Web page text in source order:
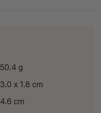
50.4 g
3.0 x 1.8 cm
4.6 cm